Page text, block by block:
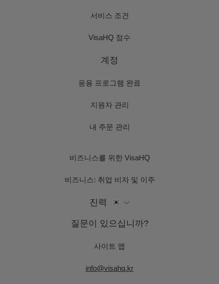
서비스 조건
VisaHQ 점수
계정
응용 프로그램 완료
지원자 관리
내 주문 관리
비즈니스를 위한 VisaHQ
비즈니스: 취업 비자 및 이주
진력
질문이 있으십니까?
사이트 맵
info@visahq.kr